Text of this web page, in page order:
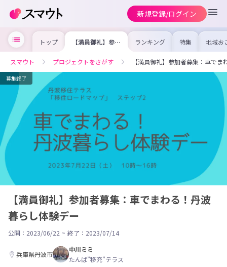
新規登録/ログイン
トップ 【満員御礼】参加
者募集：車でまわ
験デー
ランキング 特集 地域お
の求
を集め
事内容
を比較
合った
けよう
スマウト プロジェクトをさがす 【満員御礼】参加者募集：車で
募集終了
【満員御礼】参加者募集：車でまわる！丹波
暮らし体験デー
公開：2023/06/22 ~ 終了：2023/07/14
兵庫県丹波市
中川ミミ
たんば”移充”テラス